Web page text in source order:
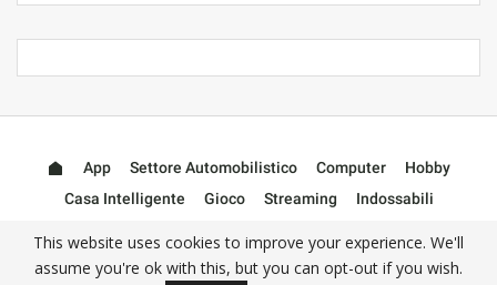
App Settore Automobilistico Computer
Hobby
Casa Intelligente
Gioco Streaming
Indossabili
This website uses cookies to improve your experience. We'll
assume you're ok with this, but you can opt-out if you wish.